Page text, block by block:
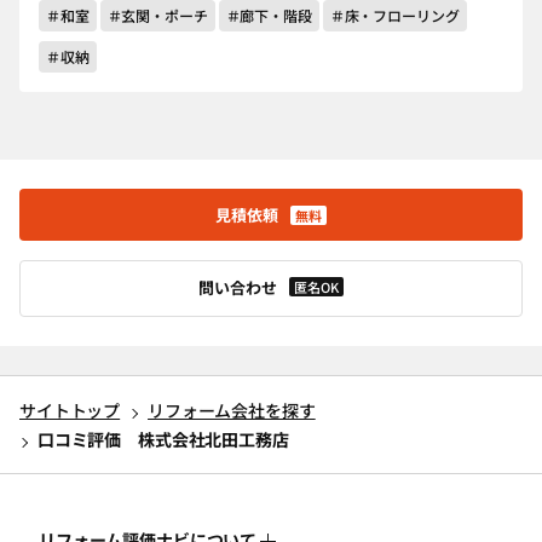
＃和室 ＃玄関・ポーチ ＃廊下・階段
＃床・フローリング
＃収納
見積依頼 無料
問い合わせ 匿名OK
サイトトップ
リフォーム会社を探す
口コミ評価 株式会社北田工務店